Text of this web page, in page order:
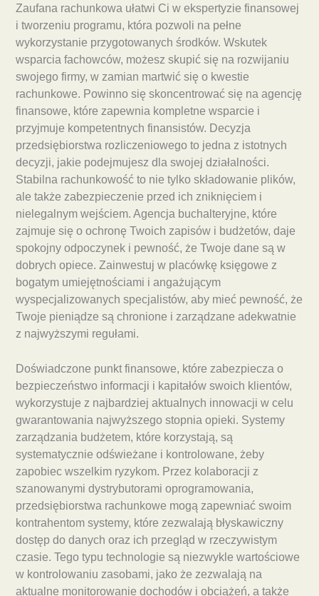
Zaufana rachunkowa ułatwi Ci w ekspertyzie finansowej
i tworzeniu programu, która pozwoli na pełne
wykorzystanie przygotowanych środków. Wskutek
wsparcia fachowców, możesz skupić się na rozwijaniu
swojego firmy, w zamian martwić się o kwestie
rachunkowe. Powinno się skoncentrować się na agencję
finansowe, które zapewnia kompletne wsparcie i
przyjmuje kompetentnych finansistów. Decyzja
przedsiębiorstwa rozliczeniowego to jedna z istotnych
decyzji, jakie podejmujesz dla swojej działalności.
Stabilna rachunkowość to nie tylko składowanie plików,
ale także zabezpieczenie przed ich zniknięciem i
nielegalnym wejściem. Agencja buchalteryjne, które
zajmuje się o ochronę Twoich zapisów i budżetów, daje
spokojny odpoczynek i pewność, że Twoje dane są w
dobrych opiece. Zainwestuj w placówkę księgowe z
bogatym umiejętnościami i angażującym
wyspecjalizowanych specjalistów, aby mieć pewność, że
Twoje pieniądze są chronione i zarządzane adekwatnie
z najwyższymi regułami.
Doświadczone punkt finansowe, które zabezpiecza o
bezpieczeństwo informacji i kapitałów swoich klientów,
wykorzystuje z najbardziej aktualnych innowacji w celu
gwarantowania najwyższego stopnia opieki. Systemy
zarządzania budżetem, które korzystają, są
systematycznie odświeżane i kontrolowane, żeby
zapobiec wszelkim ryzykom. Przez kolaboracji z
szanowanymi dystrybutorami oprogramowania,
przedsiębiorstwa rachunkowe mogą zapewniać swoim
kontrahentom systemy, które zezwalają błyskawiczny
dostęp do danych oraz ich przegląd w rzeczywistym
czasie. Tego typu technologie są niezwykle wartościowe
w kontrolowaniu zasobami, jako że zezwalają na
aktualne monitorowanie dochodów i obciążeń, a także